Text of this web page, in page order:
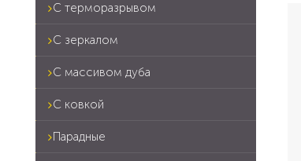
С терморазрывом
С зеркалом
С массивом дуба
С ковкой
Парадные